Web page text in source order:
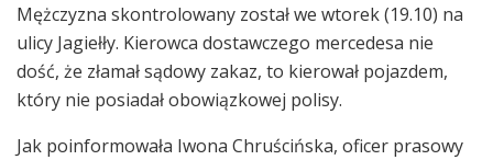
Mężczyzna skontrolowany został we wtorek (19.10) na
ulicy Jagiełły. Kierowca dostawczego mercedesa nie
dość, że złamał sądowy zakaz, to kierował pojazdem,
który nie posiadał obowiązkowej polisy.
Jak poinformowała Iwona Chruścińska, oficer prasowy